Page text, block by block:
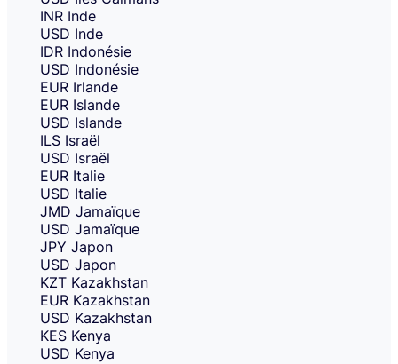
INR Inde
USD Inde
IDR Indonésie
USD Indonésie
EUR Irlande
EUR Islande
USD Islande
ILS Israël
USD Israël
EUR Italie
USD Italie
JMD Jamaïque
USD Jamaïque
JPY Japon
USD Japon
KZT Kazakhstan
EUR Kazakhstan
USD Kazakhstan
KES Kenya
USD Kenya